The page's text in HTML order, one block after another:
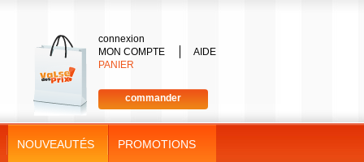
AIDE
MON COMPTE
connexion
PANIER
commander
NOUVEAUTÉS PROMOTIONS